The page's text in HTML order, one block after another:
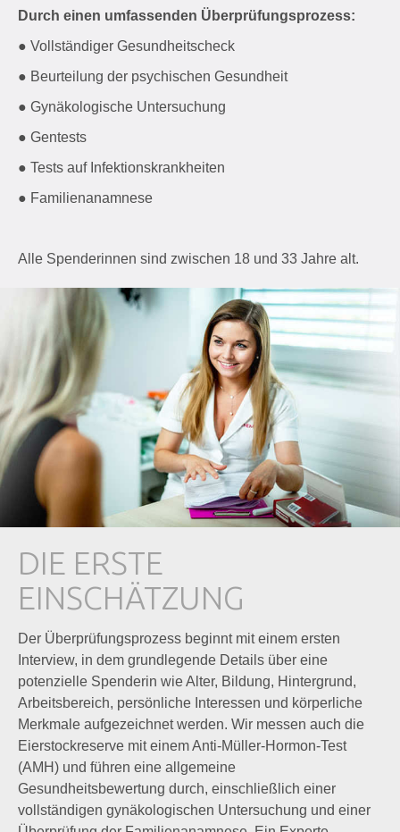
Durch einen umfassenden Überprüfungsprozess:
● Vollständiger Gesundheitscheck
● Beurteilung der psychischen Gesundheit
● Gynäkologische Untersuchung
● Gentests
● Tests auf Infektionskrankheiten
● Familienanamnese
Alle Spenderinnen sind zwischen 18 und 33 Jahre alt.
DIE ERSTE
EINSCHÄTZUNG
Der Überprüfungsprozess beginnt mit einem ersten
Interview, in dem grundlegende Details über eine
potenzielle Spenderin wie Alter, Bildung, Hintergrund,
Arbeitsbereich, persönliche Interessen und körperliche
Merkmale aufgezeichnet werden. Wir messen auch die
Eierstockreserve mit einem Anti-Müller-Hormon-Test
(AMH) und führen eine allgemeine
Gesundheitsbewertung durch, einschließlich einer
vollständigen gynäkologischen Untersuchung und einer